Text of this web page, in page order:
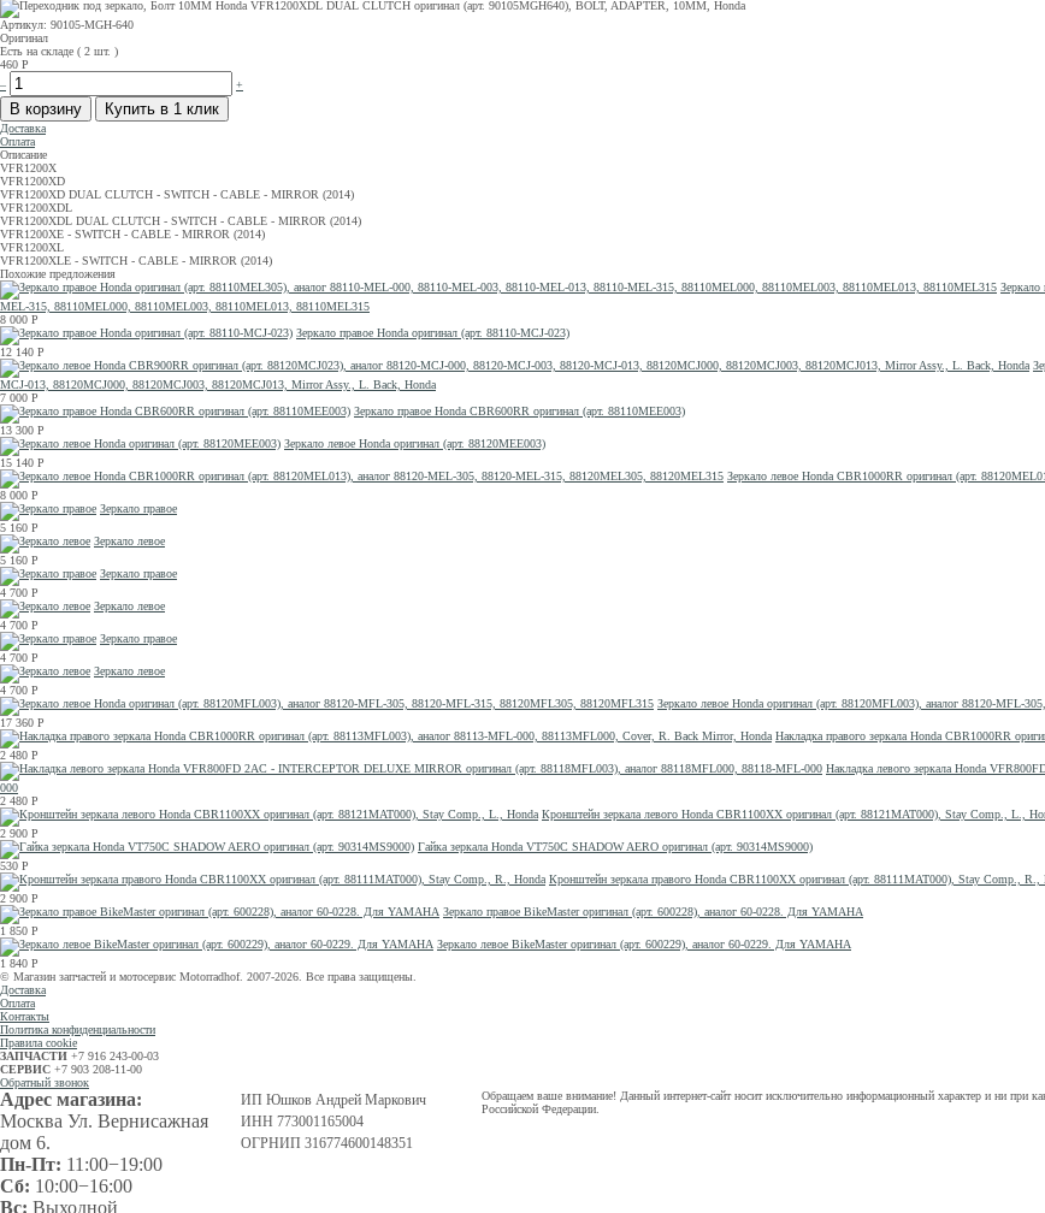
Артикул: 90105-MGH-640
Оригинал
Есть на складе ( 2 шт. )
460 Р
–
+
Доставка
Оплата
Описание
VFR1200X
VFR1200XD
VFR1200XD DUAL CLUTCH - SWITCH - CABLE - MIRROR (2014)
VFR1200XDL
VFR1200XDL DUAL CLUTCH - SWITCH - CABLE - MIRROR (2014)
VFR1200XE - SWITCH - CABLE - MIRROR (2014)
VFR1200XL
VFR1200XLE - SWITCH - CABLE - MIRROR (2014)
Похожие предложения
MEL-315, 88110MEL000, 88110MEL003, 88110MEL013, 88110MEL315
8 000 Р
Зеркало правое Honda оригинал (арт. 88110-MCJ-023)
12 140 Р
MCJ-013, 88120MCJ000, 88120MCJ003, 88120MCJ013, Mirror Assy., L. Back, Honda
7 000 Р
Зеркало правое Honda CBR600RR оригинал (арт. 88110MEE003)
13 300 Р
Зеркало левое Honda оригинал (арт. 88120MEE003)
15 140 Р
Зеркало левое Honda CBR1000RR оригинал (арт.
8 000 Р
Зеркало правое
5 160 Р
Зеркало левое
5 160 Р
Зеркало правое
4 700 Р
Зеркало левое
4 700 Р
Зеркало правое
4 700 Р
Зеркало левое
4 700 Р
Зеркало левое Honda оригинал (арт. 88120MFL003), аналог 88120-MFL-
17 360 Р
Накладка правого зеркала Honda CBR1000RR
2 480 Р
Накладка левого зеркала Honda
000
2 480 Р
Кронштейн зеркала левого Honda CBR1100XX оригинал (арт. 88121MAT000), Stay Comp., L.,
2 900 Р
Гайка зеркала Honda VT750C SHADOW AERO оригинал (арт. 90314MS9000)
530 Р
Кронштейн зеркала правого Honda CBR1100XX оригинал (арт. 88111MAT000), Stay Comp., R.,
2 900 Р
Зеркало правое BikeMaster оригинал (арт. 600228), аналог 60-0228. Для YAMAHA
1 850 Р
Зеркало левое BikeMaster оригинал (арт. 600229), аналог 60-0229. Для YAMAHA
1 840 Р
© Магазин запчастей и мотосервис Motorradhof. 2007-2026. Все права защищены.
Доставка
Оплата
Контакты
Политика конфиденциальности
Правила cookie
ЗАПЧАСТИ +7 916 243-00-03
СЕРВИС +7 903 208-11-00
Обратный звонок
Адрес магазина:
Москва Ул. Вернисажная
дом 6.
Пн-Пт: 11:00−19:00
Сб: 10:00−16:00
Вс: Выходной
ИП Юшков Андрей Маркович
ИНН 773001165004
ОГРНИП 316774600148351
Обращаем ваше внимание! Данный интернет-сайт носит исключительно информационный характер и ни при
Российской Федерации.